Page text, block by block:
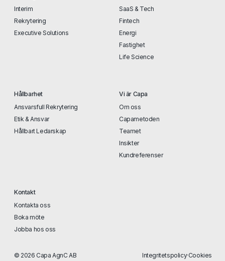
Interim
Rekrytering
Executive Solutions
SaaS & Tech
Fintech
Energi
Fastighet
Life Science
Hållbarhet
Ansvarsfull Rekrytering
Etik & Ansvar
Hållbart Ledarskap
Vi är Capa
Om oss
Capametoden
Teamet
Insikter
Kundreferenser
Kontakt
Kontakta oss
Boka möte
Jobba hos oss
© 2026 Capa AgnC AB Integritetspolicy·Cookies